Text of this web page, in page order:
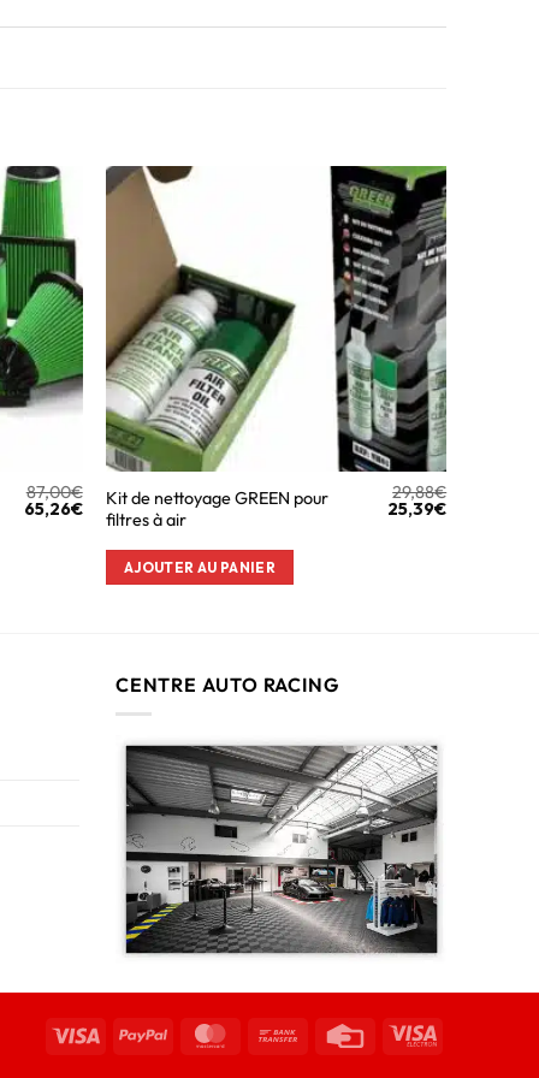
87,00€
65,26€
Kit de nettoyage GREEN pour
filtres à air
29,88€
25,39€
AJOUTER AU PANIER
CENTRE AUTO RACING